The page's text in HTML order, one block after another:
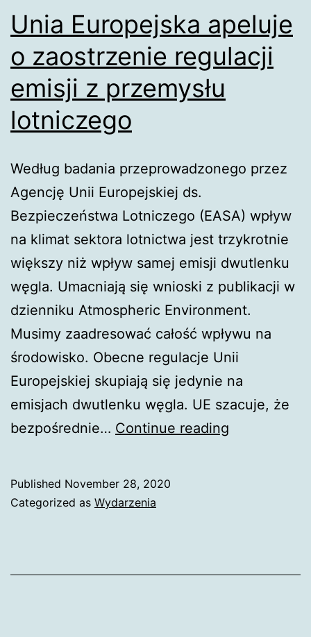
Unia Europejska apeluje
o zaostrzenie regulacji
emisji z przemysłu
lotniczego
Według badania przeprowadzonego przez
Agencję Unii Europejskiej ds.
Bezpieczeństwa Lotniczego (EASA) wpływ
na klimat sektora lotnictwa jest trzykrotnie
większy niż wpływ samej emisji dwutlenku
węgla. Umacniają się wnioski z publikacji w
dzienniku Atmospheric Environment.
Musimy zaadresować całość wpływu na
środowisko. Obecne regulacje Unii
Europejskiej skupiają się jedynie na
emisjach dwutlenku węgla. UE szacuje, że
bezpośrednie… Continue reading
Published November 28, 2020
Categorized as Wydarzenia